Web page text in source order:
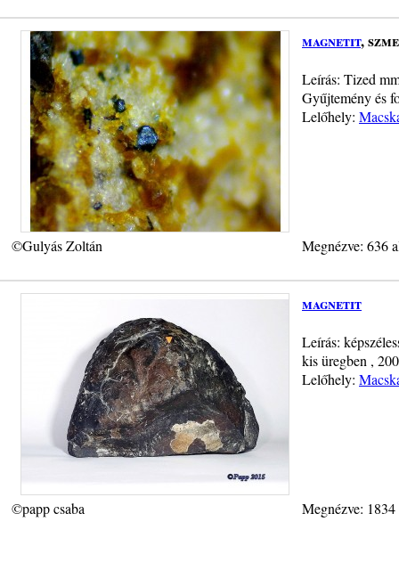
magnetit,
Leírás: Tized
Gyűjtemény és
Lelőhely:
©Gulyás Zoltán Megnézve: 636
magnetit
Leírás:
kis üregben ,
Lelőhely:
©papp csaba Megnézve: